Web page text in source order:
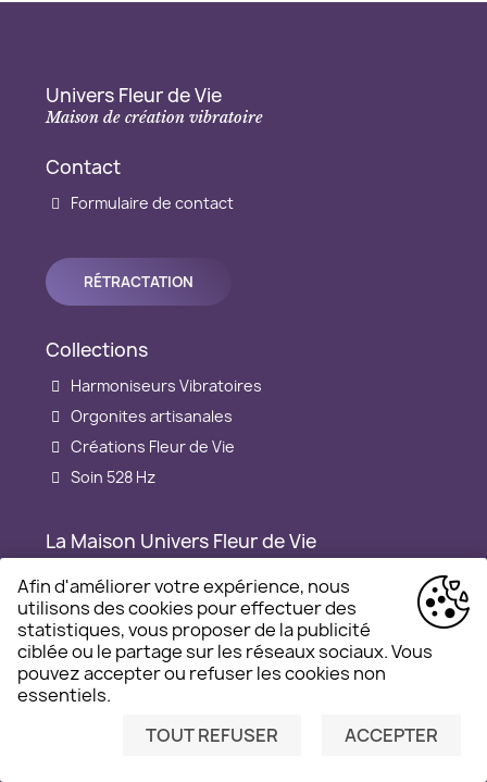
Univers Fleur de Vie
Maison de création vibratoire
Contact
Formulaire de contact
RÉTRACTATION
Afin d'améliorer votre expérience, nous
utilisons des cookies pour effectuer des
statistiques, vous proposer de la publicité
ciblée ou le partage sur les réseaux sociaux. Vous
pouvez accepter ou refuser les cookies non
essentiels.
TOUT REFUSER
ACCEPTER
Collections
Harmoniseurs Vibratoires
Orgonites artisanales
Créations Fleur de Vie
Soin 528 Hz
La Maison Univers Fleur de Vie
Découvrir la Maison
Notre histoire
Signature vibratoire de la Maison
Offrir une attention
Journal Vibratoire (Blog)
LAISSEZ-NOUS UN MESSAGE